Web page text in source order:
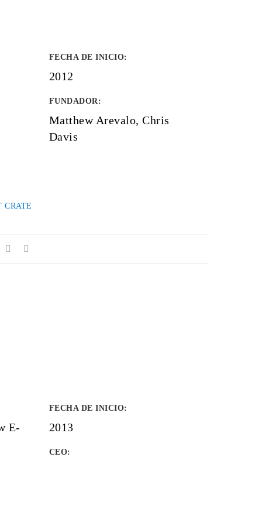
FECHA DE INICIO:
2012
FUNDADOR:
Matthew Arevalo, Chris
Davis
CRATE
E-
FECHA DE INICIO:
2013
CEO: